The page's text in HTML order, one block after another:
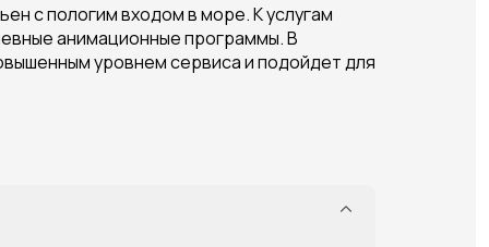
с пологим входом в море. К услугам
анимационные программы. В
уровнем сервиса и подойдет для